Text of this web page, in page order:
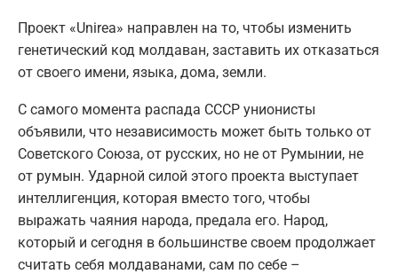
Проект «Unirea» направлен на то, чтобы изменить
генетический код молдаван, заставить их отказаться
от своего имени, языка, дома, земли.
С самого момента распада СССР унионисты
объявили, что независимость может быть только от
Советского Союза, от русских, но не от Румынии, не
от румын. Ударной силой этого проекта выступает
интеллигенция, которая вместо того, чтобы
выражать чаяния народа, предала его. Народ,
который и сегодня в большинстве своем продолжает
считать себя молдаванами, сам по себе –